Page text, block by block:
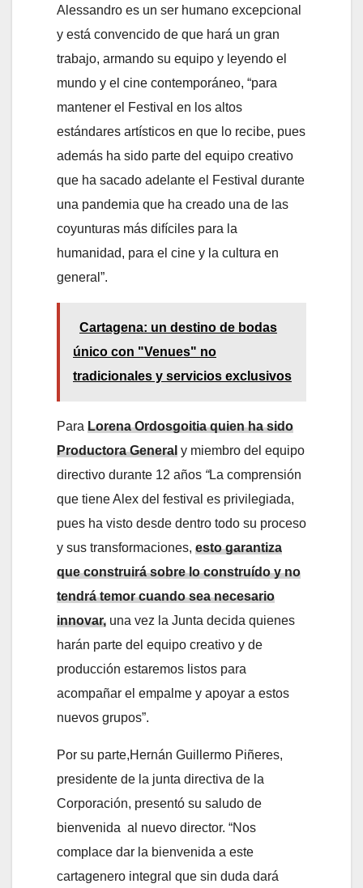
Alessandro es un ser humano excepcional
y está convencido de que hará un gran
trabajo, armando su equipo y leyendo el
mundo y el cine contemporáneo, “para
mantener el Festival en los altos
estándares artísticos en que lo recibe, pues
además ha sido parte del equipo creativo
que ha sacado adelante el Festival durante
una pandemia que ha creado una de las
coyunturas más difíciles para la
humanidad, para el cine y la cultura en
general”.
Cartagena: un destino de bodas
único con "Venues" no
tradicionales y servicios exclusivos
Para Lorena Ordosgoitia quien ha sido
Productora General y miembro del equipo
directivo durante 12 años “La comprensión
que tiene Alex del festival es privilegiada,
pues ha visto desde dentro todo su proceso
y sus transformaciones, esto garantiza
que construirá sobre lo construído y no
tendrá temor cuando sea necesario
innovar, una vez la Junta decida quienes
harán parte del equipo creativo y de
producción estaremos listos para
acompañar el empalme y apoyar a estos
nuevos grupos”.
Por su parte,Hernán Guillermo Piñeres,
presidente de la junta directiva de la
Corporación, presentó su saludo de
bienvenida al nuevo director. “Nos
complace dar la bienvenida a este
cartagenero integral que sin duda dará